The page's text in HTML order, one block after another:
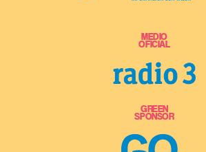
MEDIO
OFICIAL
GREEN
SPONSOR